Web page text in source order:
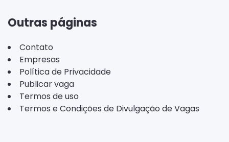
Outras páginas
Contato
Empresas
Política de Privacidade
Publicar vaga
Termos de uso
Termos e Condições de Divulgação de Vagas